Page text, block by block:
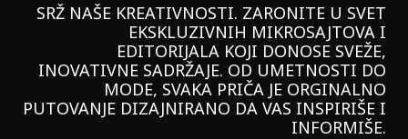
SRŽ NAŠE KREATIVNOSTI. ZARONITE U SVET
EKSKLUZIVNIH MIKROSAJTOVA I
EDITORIJALA KOJI DONOSE SVEŽE,
INOVATIVNE SADRŽAJE. OD UMETNOSTI DO
MODE, SVAKA PRIČA JE ORGINALNO
PUTOVANJE DIZAJNIRANO DA VAS INSPIRIŠE I
INFORMIŠE.